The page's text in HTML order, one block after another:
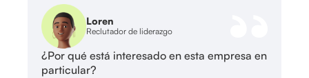
Loren
Reclutador de liderazgo
¿Por qué está interesado en esta empresa en
particular?